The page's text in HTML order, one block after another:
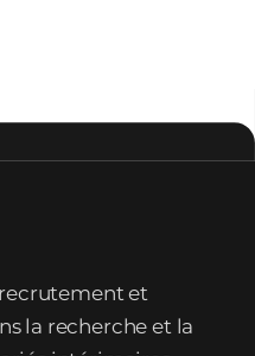
et
la recherche et la